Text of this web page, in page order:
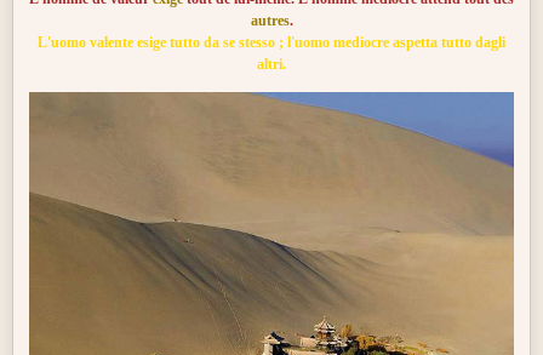
autres.
L'uomo valente esige tutto da se stesso ; l'uomo mediocre aspetta tutto dagli
altri.